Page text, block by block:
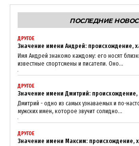
News
Magazine
ПОСЛЕДНИЕ
ДРУГОЕ
Значение имени Андрей: происхождение,
Имя Андрей знакомо каждому: его носят
известные спортсмены и писатели. Оно...
ДРУГОЕ
Значение имени Дмитрий: происхождение,
Дмитрий - одно из самых узнаваемых и по-
мужских имен, которое звучит солидно...
ДРУГОЕ
Значение имени Максим: происхождение,